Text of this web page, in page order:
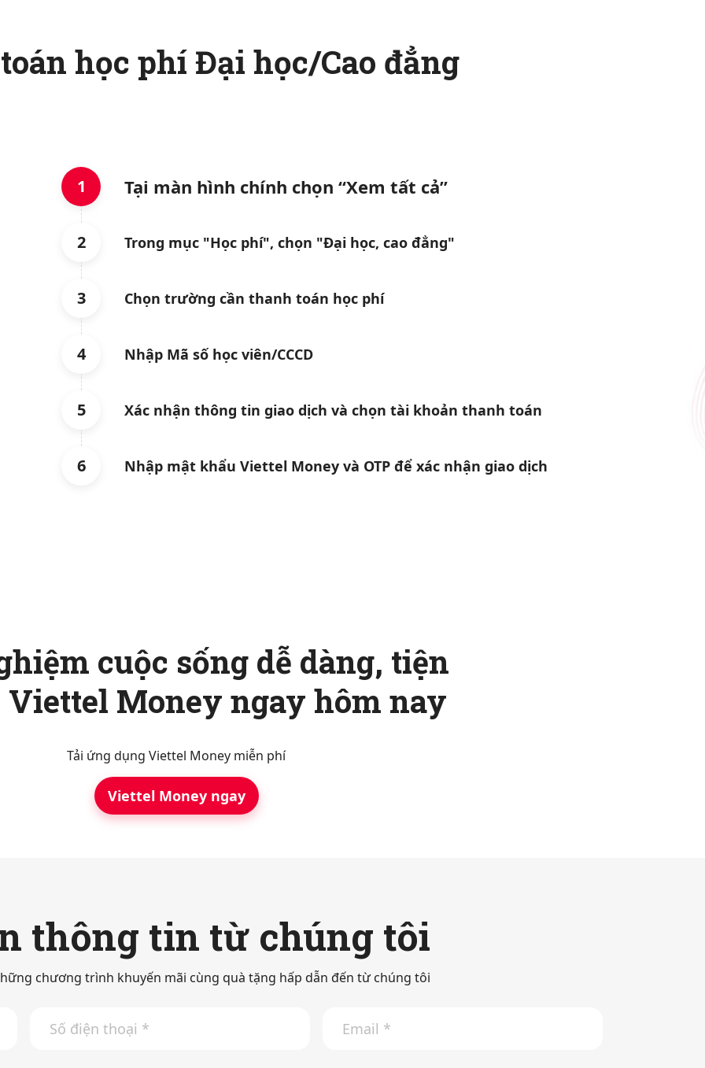
học phí Đại học/Cao đẳng
1 Tại màn hình chính chọn “Xem tất cả”
2 Trong mục "Học phí", chọn "Đại học, cao đẳng"
3 Chọn trường cần thanh toán học phí
4 Nhập Mã số học viên/CCCD
5 Xác nhận thông tin giao dịch và chọn tài khoản thanh toán
6 Nhập mật khẩu Viettel Money và OTP để xác nhận giao dịch
cuộc sống dễ dàng, tiện
Money ngay hôm nay
Tải ứng dụng Viettel Money miễn phí
Viettel Money ngay
thông tin từ chúng tôi
chương trình khuyến mãi cùng quà tặng hấp dẫn đến từ chúng tôi